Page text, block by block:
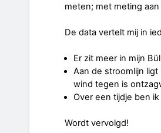
meten; met meting
De data vertelt mij in
Er zit meer in mijn
Aan de stroomlijn
wind tegen is
Over een tijdje ben
Wordt vervolgd!